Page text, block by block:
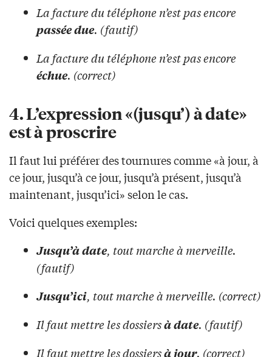
La facture du téléphone n’est pas encore
passée due. (fautif)
La facture du téléphone n’est pas encore
échue. (correct)
4. L’expression «(jusqu’) à date»
est à proscrire
Il faut lui préférer des tournures comme «à jour, à
ce jour, jusqu’à ce jour, jusqu’à présent, jusqu’à
maintenant, jusqu’ici» selon le cas.
Voici quelques exemples:
Jusqu’à date, tout marche à merveille.
(fautif)
Jusqu’ici, tout marche à merveille. (correct)
Il faut mettre les dossiersà date. (fautif)
Il faut mettre les dossiersà jour. (correct)